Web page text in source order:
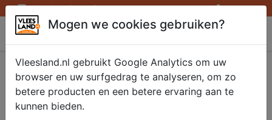
Openingstijden afhaalpunten Inloggen
Vleesland
Varken Harst/Nek
z.b.2 kilo
Mogen we cookies gebruiken?
Vleesland.nl gebruikt Google Analytics om uw
browser en uw surfgedrag te analyseren, om zo
betere producten en een betere ervaring aan te
kunnen bieden.